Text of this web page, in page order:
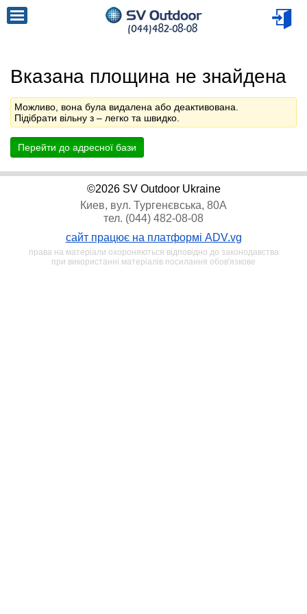
Вказана площина не знайдена
Можливо, вона була видалена або деактивована.
Підібрати вільну з – легко та швидко.
Перейти до адресної бази
©2026 SV Outdoor Ukraine
Киев, вул. Тургенєвська, 80А
тел. (044) 482-08-08
сайт працює на платформі ADV.vg
права на матеріали охороняються відповідно до законодавства
при використанні матеріалів посилання обов'язкове